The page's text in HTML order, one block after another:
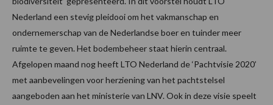
Nederland een stevig pleidooi om het vakmanschap en
ondernemerschap van de Nederlandse boer en tuinder meer
ruimte te geven. Het bodembeheer staat hierin centraal.
Afgelopen maand nog heeft LTO Nederland de ‘Pachtvisie 2020’
met aanbevelingen voor herziening van het pachtstelsel
aangeboden aan het ministerie van LNV. Ook in deze visie speelt